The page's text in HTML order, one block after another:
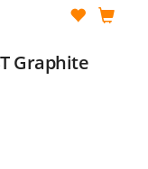
Graphite